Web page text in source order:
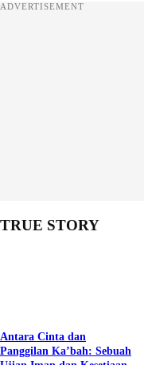
ADVERTISEMENT
TRUE STORY
Antara Cinta dan
Panggilan Ka’bah: Sebuah